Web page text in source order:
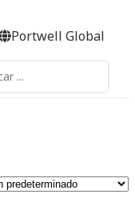
Portwell Global